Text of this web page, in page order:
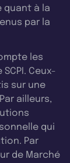
quant à la
par la
les
Ceux-
sur une
ailleurs,
qui
Par
de Marché